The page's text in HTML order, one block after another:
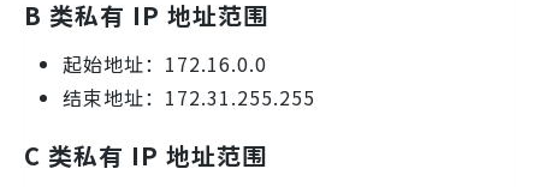
B 类私有 IP 地址范围
起始地址：172.16.0.0
结束地址：172.31.255.255
C 类私有 IP 地址范围